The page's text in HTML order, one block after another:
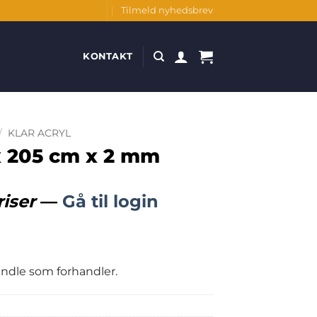
Tilmeld nyhedsbrev
KONTAKT
KLAR ACRYL
205 cm x 2 mm
— Gå til login
som forhandler.